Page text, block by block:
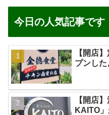
今日の人気記事です
【開店
プンした
【開店
KAITO